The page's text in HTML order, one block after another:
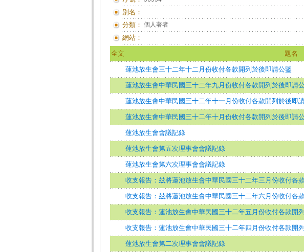
別名：
分類： 個人著者
網站：
全文 題名
蓮池放生會三十二年十二月份收付各款開列於後即請公鑒
蓮池放生會中華民國三十二年九月份收付各款開列於後即請
蓮池放生會中華民國三十二年十一月份收付各款開列於後即
蓮池放生會中華民國三十二年十月份收付各款開列於後即請
蓮池放生會會議記錄
蓮池放生會第五次理事會會議記錄
蓮池放生會第六次理事會會議記錄
收支報告：玆將蓮池放生會中華民國三十二年三月份收付各
收支報告：玆將蓮池放生會中華民國三十二年六月份收付各
收支報告：蓮池放生會中華民國三十二年五月份收付各款開
收支報告：蓮池放生會中華民國三十二年四月份收付各款開
蓮池放生會第二次理事會會議記錄